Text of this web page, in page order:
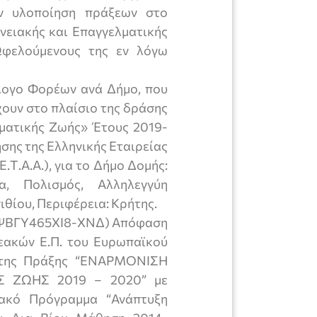
υλοποίηση πράξεων στο
και Επαγγελματικής
της εν λόγω
Φορέων ανά Δήμο, που
στο πλαίσιο της δράσης
Ζωής» Έτους 2019-
της Ελληνικής Εταιρείας
για το Δήμο Δομής:
Πολισμός, Αλληλεγγύη
Περιφέρεια: Κρήτης.
ΧΝΔ) Απόφαση
Ε.Π. του Ευρωπαϊκού
Πράξης “ΕΝΑΡΜΟΝΙΣΗ
ΖΩΗΣ 2019 – 2020” με
Πρόγραμμα “Ανάπτυξη